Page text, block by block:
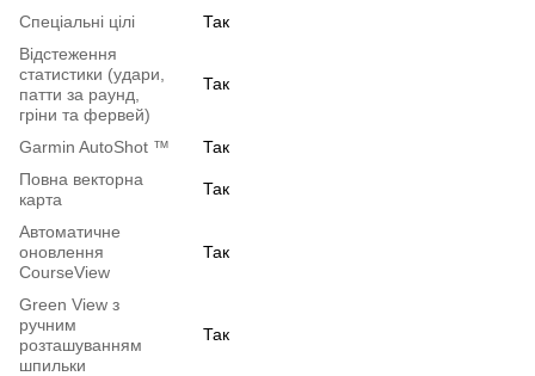
Спеціальні цілі
Так
Відстеження
статистики (удари,
патти за раунд,
гріни та фервей)
Так
Garmin AutoShot ™
Так
Повна векторна
карта
Так
Автоматичне
оновлення
CourseView
Так
Green View з
ручним
розташуванням
шпильки
Так